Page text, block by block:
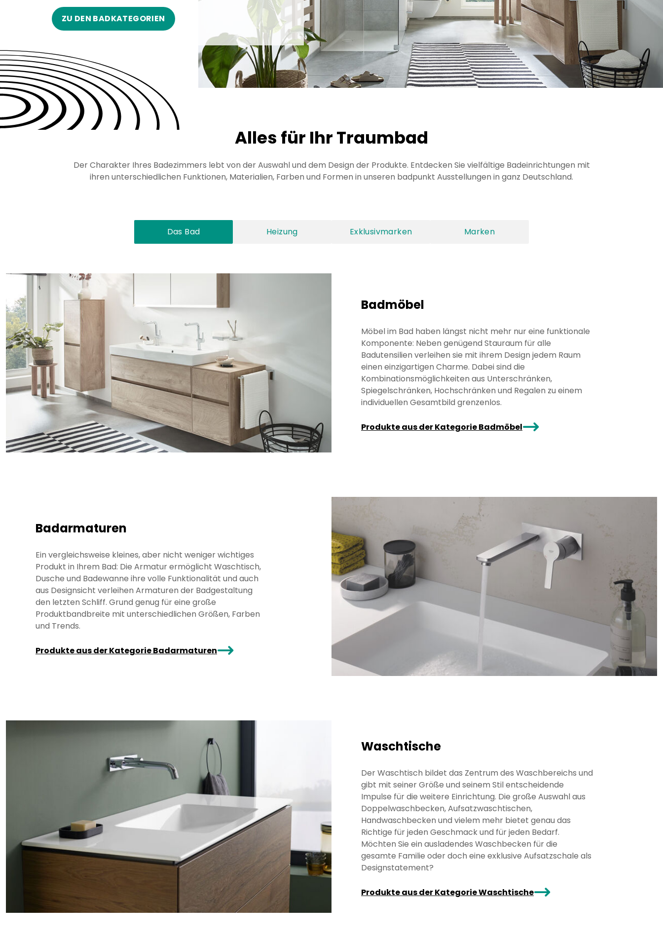
ZU DEN BADKATEGORIEN
Alles für Ihr Traumbad
Der Charakter Ihres Badezimmers lebt von der Auswahl und dem Design der Produkte. Entdecken Sie vielfältige Badeinrichtungen mit
ihren unterschiedlichen Funktionen, Materialien, Farben und Formen in unseren badpunkt Ausstellungen in ganz Deutschland.
Das Bad Heizung Exklusivmarken Marken
Badmöbel
Möbel im Bad haben längst nicht mehr nur eine funktionale
Komponente: Neben genügend Stauraum für alle
Badutensilien verleihen sie mit ihrem Design jedem Raum
einen einzigartigen Charme. Dabei sind die
Kombinationsmöglichkeiten aus Unterschränken,
Spiegelschränken, Hochschränken und Regalen zu einem
individuellen Gesamtbild grenzenlos.
Produkte aus der Kategorie BadmöbelarrowRight
Badarmaturen
Ein vergleichsweise kleines, aber nicht weniger wichtiges
Produkt in Ihrem Bad: Die Armatur ermöglicht Waschtisch,
Dusche und Badewanne ihre volle Funktionalität und auch
aus Designsicht verleihen Armaturen der Badgestaltung
den letzten Schliff. Grund genug für eine große
Produktbandbreite mit unterschiedlichen Größen, Farben
und Trends.
Produkte aus der Kategorie BadarmaturenarrowRight
Waschtische
Der Waschtisch bildet das Zentrum des Waschbereichs und
gibt mit seiner Größe und seinem Stil entscheidende
Impulse für die weitere Einrichtung. Die große Auswahl aus
Doppelwaschbecken, Aufsatzwaschtischen,
Handwaschbecken und vielem mehr bietet genau das
Richtige für jeden Geschmack und für jeden Bedarf.
Möchten Sie ein ausladendes Waschbecken für die
gesamte Familie oder doch eine exklusive Aufsatzschale als
Designstatement?
Produkte aus der Kategorie WaschtischearrowRight